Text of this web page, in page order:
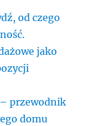
od czego
jako
przewodnik
domu